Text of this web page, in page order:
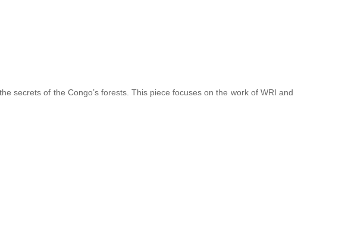
secrets of the Congo’s forests. This piece focuses on the work of WRI and